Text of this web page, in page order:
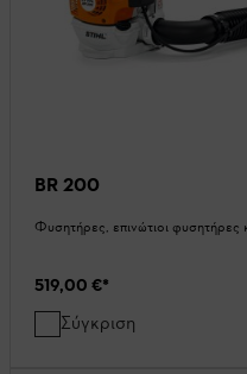
BR 200
Φυσητήρες, επινώτιοι φυσητήρες
519,00 €*
Σύγκριση